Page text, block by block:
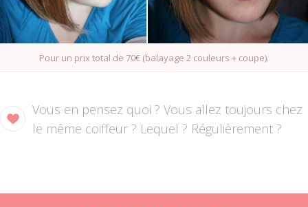
Pour un prix total de 70€ (balayage 2 couleurs + coupe).
Vous en pensez quoi ? Vous allez toujours chez
le même coiffeur ? Lequel ? Régulièrement ?